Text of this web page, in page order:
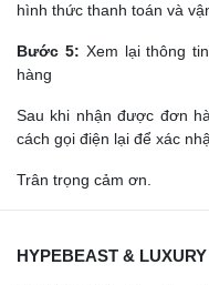
hình thức thanh toán và
Bước 5: Xem lại thông
hàng
Sau khi nhận được đơn
cách gọi điện lại để xác
Trân trọng cảm ơn.
HYPEBEAST & LUXURY